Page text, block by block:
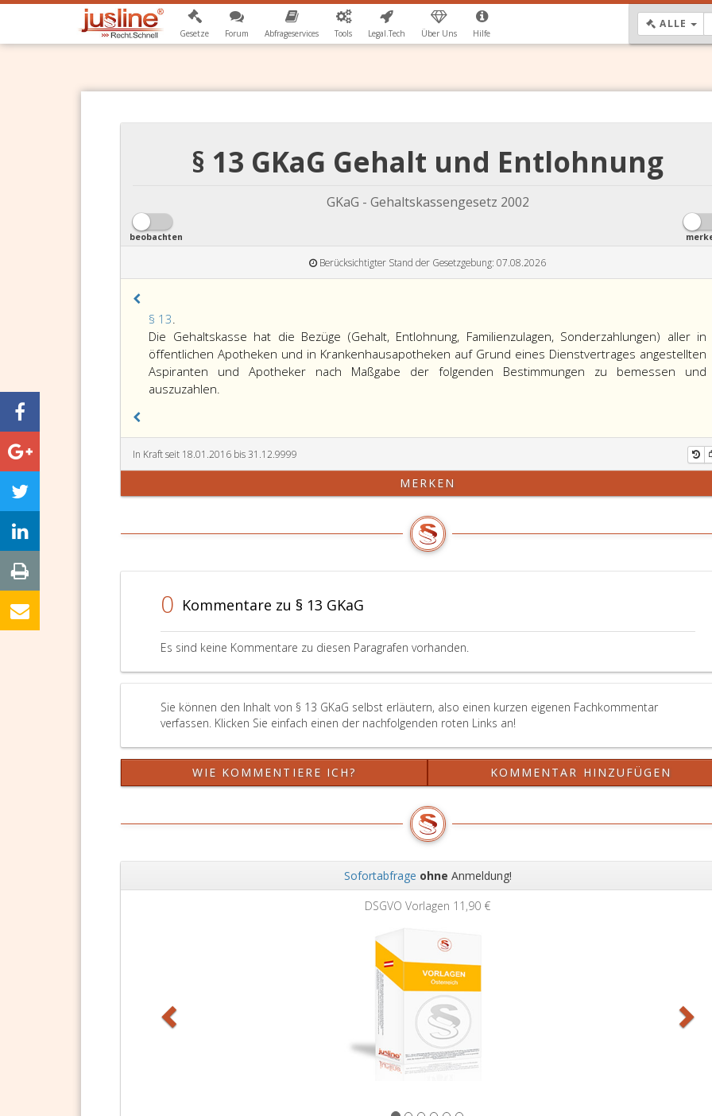
Gesetze Forum Abfrageservices Tools Legal.Tech Über Uns Hilfe
ALLE
§ 13 GKaG Gehalt und Entlohnung
GKaG - Gehaltskassengesetz 2002
beobachten
Berücksichtigter Stand der Gesetzgebung: 07.08.2026
§ 13.
13,
Die Gehaltskasse hat die Bezüge (Gehalt, Entlohnung, Familienzulagen, Sonderzahlungen) aller in
öffentlichen Apotheken und in Krankenhausapotheken auf Grund eines Dienstvertrages angestellten
Aspiranten und Apotheker nach Maßgabe der folgenden Bestimmungen zu bemessen und
auszuzahlen.
In Kraft seit 18.01.2016 bis 31.12.9999
MERKEN
0 Kommentare zu § 13 GKaG
Es sind keine Kommentare zu diesen Paragrafen vorhanden.
Sie können den Inhalt von § 13 GKaG selbst erläutern, also einen kurzen eigenen Fachkommentar
verfassen. Klicken Sie einfach einen der nachfolgenden roten Links an!
WIE KOMMENTIERE ICH? KOMMENTAR HINZUFÜGEN
Sofortabfrage ohne Anmeldung!
DSGVO Vorlagen 11,90 €